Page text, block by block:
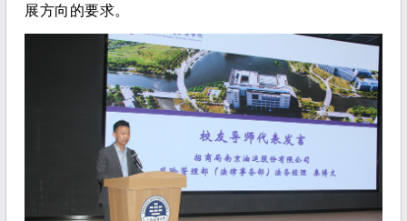
展方向的要求。